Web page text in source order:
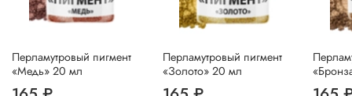
Перламутровый пигмент
«Медь» 20 мл
Перламутровый пигмент
«Золото» 20 мл